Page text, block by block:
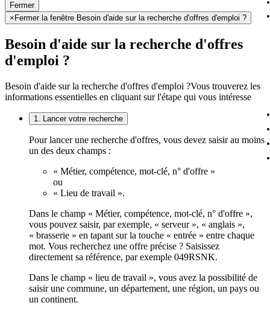
Fermer
× Fermer la fenêtre Besoin d'aide sur la recherche d'offres d'emploi ?
Besoin d'aide sur la recherche d'offres
d'emploi ?
Besoin d'aide sur la recherche d'offres d'emploi ?Vous trouverez les
informations essentielles en cliquant sur l'étape qui vous intéresse
1. Lancer votre recherche
Pour lancer une recherche d'offres, vous devez saisir au moins
un des deux champs :
« Métier, compétence, mot-clé, n° d'offre »
ou
« Lieu de travail ».
Dans le champ « Métier, compétence, mot-clé, n° d'offre »,
vous pouvez saisir, par exemple, « serveur », « anglais »,
« brasserie » en tapant sur la touche « entrée » entre chaque
mot. Vous recherchez une offre précise ? Saisissez
directement sa référence, par exemple 049RSNK.
Dans le champ « lieu de travail », vous avez la possibilité de
saisir une commune, un département, une région, un pays ou
un continent.